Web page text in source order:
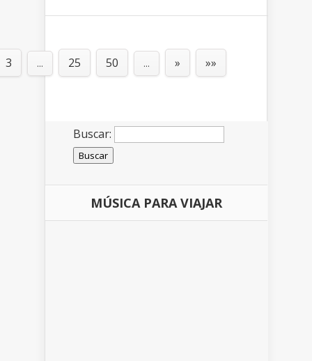
3 ... 25 50 ... » »»
Buscar:
MÚSICA PARA VIAJAR